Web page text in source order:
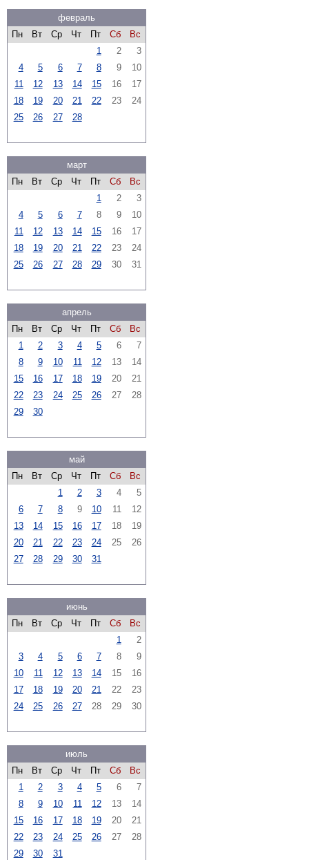
февраль
Пн
Вт Ср Чт Пт Сб
Вс
1
2
3
4
5 6 7 8 9
10
11
12 13 14 15 16
17
18
19 20 21 22 23
24
25
26 27 28
март
Пн
Вт Ср Чт Пт Сб
Вс
1
2
3
4
5 6 7 8 9
10
11
12 13 14 15 16
17
18
19 20 21 22 23
24
25
26 27 28 29 30 31
апрель
Пн
Вт Ср Чт Пт Сб
Вс
1
2 3 4 5 6
7
8
9 10 11 12 13
14
15
16 17 18 19 20
21
22
23 24 25 26 27
28
29
30
май
Пн
Вт Ср Чт Пт Сб
Вс
1
2 3 4
5
6
7 8 9 10 11
12
13
14 15 16 17 18
19
20
21 22 23 24 25
26
27
28 29 30 31
июнь
Пн
Вт Ср Чт Пт Сб
Вс
1
2
3
4 5 6 7 8
9
10
11 12 13 14 15
16
17
18 19 20 21 22
23
24
25 26 27 28 29 30
июль
Пн
Вт Ср Чт Пт Сб
Вс
1
2 3 4 5 6
7
8
9 10 11 12 13
14
15
16 17 18 19 20
21
22
23 24 25 26 27
28
29
30 31